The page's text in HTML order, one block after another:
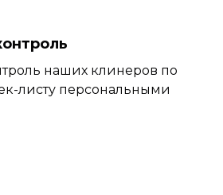
наших клинеров по
листу персональными